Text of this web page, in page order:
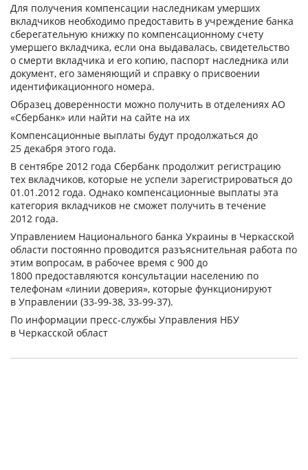
Для получения компенсации наследникам умерших
вкладчиков необходимо предоставить в учреждение банка
сберегательную книжку по компенсационному счету
умершего вкладчика, если она выдавалась, свидетельство
о смерти вкладчика и его копию, паспорт наследника или
документ, его заменяющий и справку о присвоении
идентификационного номера.
Образец доверенности можно получить в отделениях АО
«Сбербанк» или найти на сайте на их
Компенсационные выплаты будут продолжаться до
25 декабря этого года.
В сентябре 2012 года Сбербанк продолжит регистрацию
тех вкладчиков, которые не успели зарегистрироваться до
01.01.2012 года. Однако компенсационные выплаты эта
категория вкладчиков не сможет получить в течение
2012 года.
Управлением Национального банка Украины в Черкасской
области постоянно проводится разъяснительная работа по
этим вопросам, в рабочее время с 900 до
1800 предоставляются консультации населению по
телефонам «линии доверия», которые функционируют
в Управлении (33-99-38, 33-99-37).
По информации пресс-службы Управления НБУ
в Черкасской област